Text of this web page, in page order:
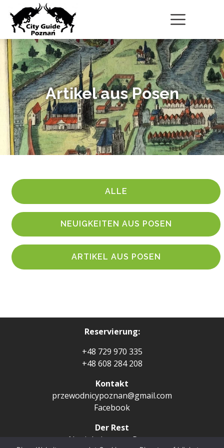
Artikel aus Posen
ALLE
NEUIGKEITEN AUS POSEN
ARTIKEL AUS POSEN
Reservierung:
+48 729 970 335
+48 608 284 208
Kontakt
przewodnicypoznan@gmail.com
Facebook
Der Rest
Neuigkeiten aus Posen